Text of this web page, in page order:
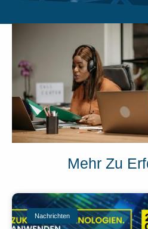
Mehr Zu
Nachrichten